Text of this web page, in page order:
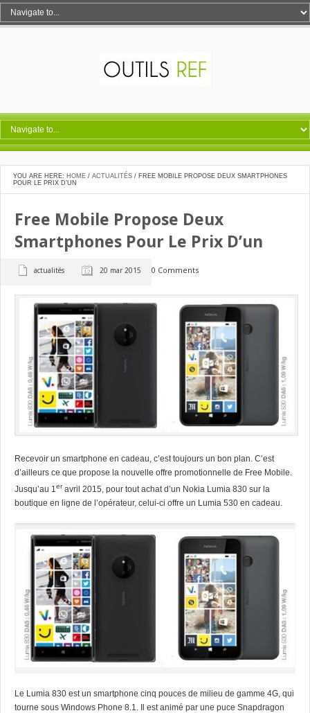
YOU ARE HERE: HOME / ACTUALITÉS / FREE MOBILE PROPOSE DEUX SMARTPHONES
POUR LE PRIX D’UN
Free Mobile Propose Deux
Smartphones Pour Le Prix D’un
actualités 20 mar 2015 0 Comments
Recevoir un smartphone en cadeau, c’est toujours un bon plan. C’est
d’ailleurs ce que propose la nouvelle offre promotionnelle de Free Mobile.
Jusqu’au 1er avril 2015, pour tout achat d’un Nokia Lumia 830 sur la
boutique en ligne de l’opérateur, celui-ci offre un Lumia 530 en cadeau.
Le Lumia 830 est un smartphone cinq pouces de milieu de gamme 4G, qui
tourne sous Windows Phone 8.1. Il est animé par une puce Snapdragon